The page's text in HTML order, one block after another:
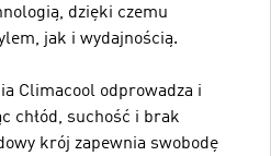
dzięki czemu
jak i wydajnością.
Climacool odprowadza i
chłód, suchość i brak
krój zapewnia swobodę